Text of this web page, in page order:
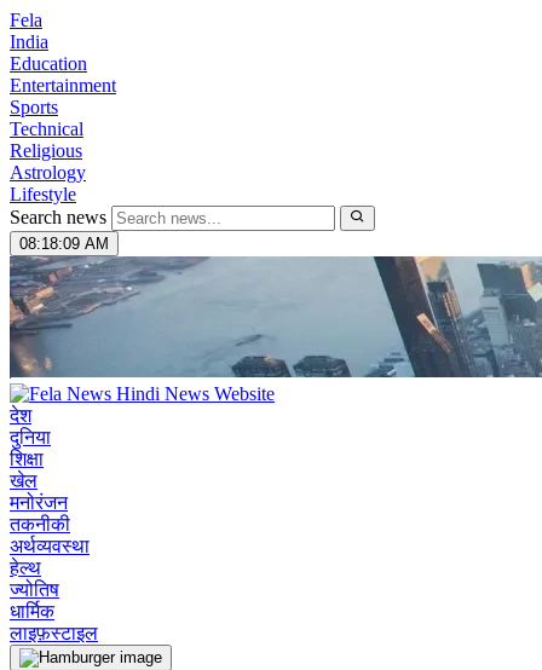
Fela
India
Education
Entertainment
Sports
Technical
Religious
Astrology
Lifestyle
Search news
08:18:10 AM
देश
दुनिया
शिक्षा
खेल
मनोरंजन
तकनीकी
अर्थव्यवस्था
हेल्थ
ज्योतिष
धार्मिक
लाइफ़स्टाइल